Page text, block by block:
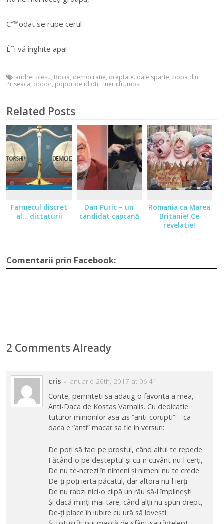
C”™odat se rupe cerul
È˜i vă înghite apa!
andrei plesu, Biblia, democratie, dreptate. oale sparte, popa din
Priseaca, popor, popor de idioti,tinerii frumosi
Related Posts
Farmecul discret
al… dictaturii
Dan Puric – un
candidat capcană
Romania ca Marea
Britanie! Ce
revelatie!
Comentarii prin Facebook:
2 Comments Already
cris - ianuarie 26th, 2017 at 06:41
Conte, permiteti sa adaug o favorita a mea,
Anti-Daca de Kostas Varnalis. Cu dedicatie
tuturor minionilor asa zis “anti-corupti” – ca
daca e “anti” macar sa fie in versuri:
De poți să faci pe prostul, când altul te repede
Făcând-o pe deșteptul și cu-n cuvânt nu-l cerți,
De nu te-ncrezi în nimeni și nimeni nu te crede
De-ți poți ierta păcatul, dar altora nu-l ierți.
De nu rabzi nici-o clipă un rău să-l împlinești
Și dacă minți mai tare, când alții nu spun drept,
De-ți place în iubire cu ură să lovești